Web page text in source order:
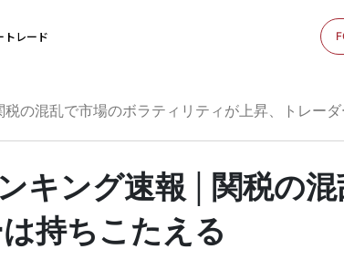
トレード
の混乱で市場のボラティリティが上昇、トレー
キング速報 | 関税の
持ちこたえる